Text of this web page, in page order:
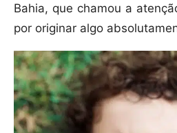
Bahia, que chamou a
por originar algo